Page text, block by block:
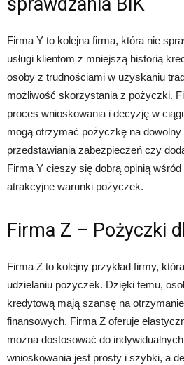
Firma Y to kolejna firma, która nie
usługi klientom z mniejszą historią
osoby z trudnościami w uzyskaniu
możliwość skorzystania z pożyczki.
proces wnioskowania i decyzję w
mogą otrzymać pożyczkę na
przedstawiania zabezpieczeń czy
Firma Y cieszy się dobrą opinią
atrakcyjne warunki pożyczek.
Firma Z – Pożyczki
Firma Z to kolejny przykład firmy,
udzielaniu pożyczek. Dzięki temu,
kredytową mają szansę na
finansowych. Firma Z oferuje
można dostosować do
wnioskowania jest prosty i szybki, a